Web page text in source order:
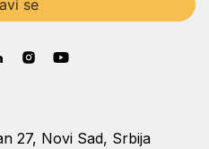
27, Novi Sad, Srbija